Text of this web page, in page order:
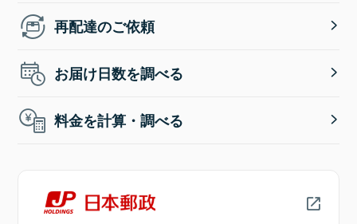
再配達のご依頼
お届け日数を調べる
料金を計算・調べる